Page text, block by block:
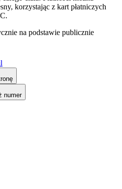
korzystając z kart płatniczych
na podstawie publicznie
numer